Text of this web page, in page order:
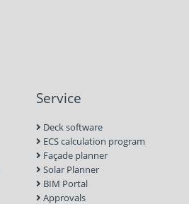
Service
Deck software
ECS calculation program
Façade planner
Solar Planner
BIM Portal
Approvals